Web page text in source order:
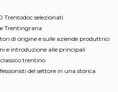
Trentodoc selezionati
Trentingrana
di origine e sulle aziende produttrici
e introduzione alle principali
trentino
del settore in una storica